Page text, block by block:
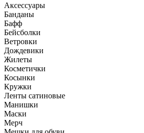
Аксессуары
Банданы
Бафф
Бейсболки
Ветровки
Дождевики
Жилеты
Косметички
Косынки
Кружки
Ленты сатиновые
Манишки
Маски
Мерч